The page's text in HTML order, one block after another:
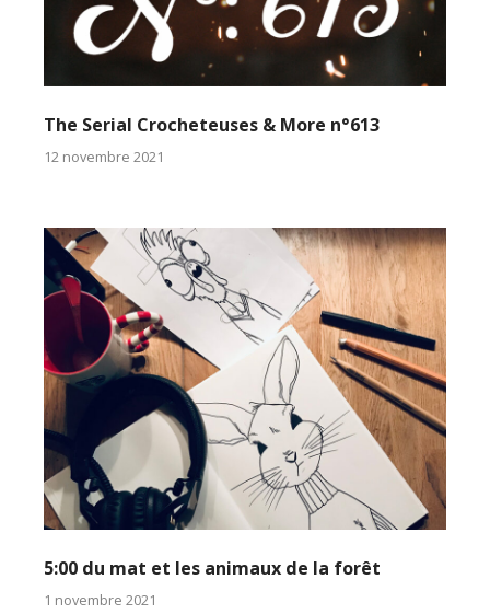
The Serial Crocheteuses & More n°613
12 novembre 2021
5:00 du mat et les animaux de la forêt
1 novembre 2021